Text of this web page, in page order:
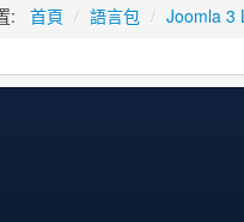
: 首頁 / 語言包 / Joomla 3